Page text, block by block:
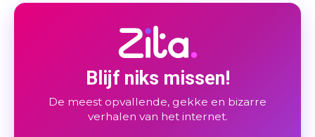
Blijf niks missen!
De meest opvallende, gekke en bizarre
verhalen van het internet.